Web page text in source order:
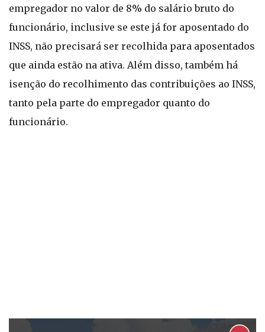
empregador no valor de 8% do salário bruto do
funcionário, inclusive se este já for aposentado do
INSS, não precisará ser recolhida para aposentados
que ainda estão na ativa. Além disso, também há
isenção do recolhimento das contribuições ao INSS,
tanto pela parte do empregador quanto do
funcionário.